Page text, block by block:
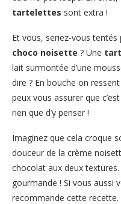
tartelettes sont extra !
Et vous, seriez-vous tentés
choco noisette ? Une
lait surmontée d’une
dire ? En bouche on
peux vous assurer que
rien que d’y penser !
Imaginez que cela croque
douceur de la crème
chocolat aux deux
gourmande ! Si vous aussi
recommande cette recette.